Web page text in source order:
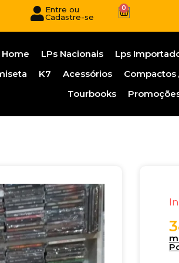
Entre ou
Cadastre-se
0
Home LPs Nacionais Lps
K7 Acessórios Compactos
Tourbooks